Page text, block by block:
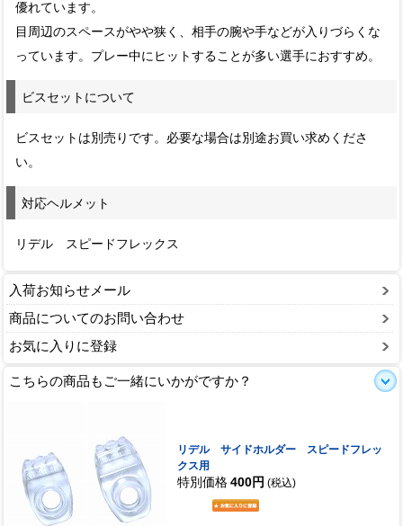
優れています。
目周辺のスペースがやや狭く、相手の腕や手などが入りづらくな
っています。プレー中にヒットすることが多い選手におすすめ。
ビスセットについて
ビスセットは別売りです。必要な場合は別途お買い求めくださ
い。
対応ヘルメット
リデル スピードフレックス
入荷お知らせメール
商品についてのお問い合わせ
お気に入りに登録
こちらの商品もご一緒にいかがですか？
リデル サイドホルダー スピードフレッ
クス用
特別価格 400円 (税込)